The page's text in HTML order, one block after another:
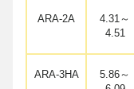
ARA-2A
4.31～
4.51
ARA-3HA
5.86～